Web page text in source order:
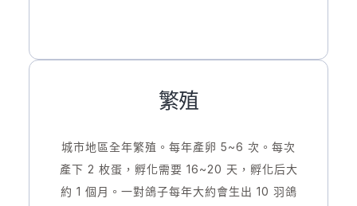
繁殖
城市地區全年繁殖。每年產卵 5~6 次。每次
產下 2 枚蛋，孵化需要 16~20 天，孵化后大
約 1 個月。一對鴿子每年大約會生出 10 羽鴿